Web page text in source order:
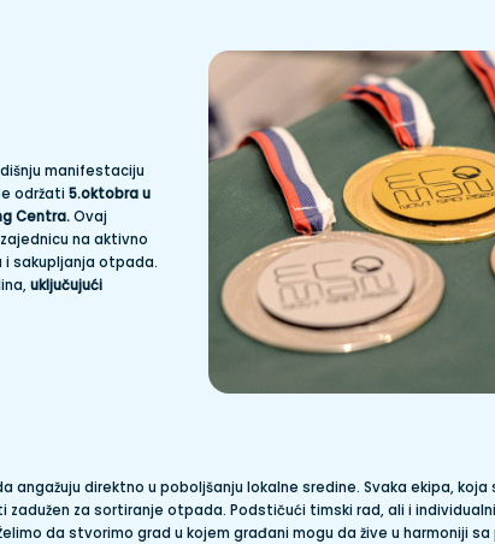
manifestaciju
održati5.oktobra u
Centra.Ovaj
na aktivno
i sakupljanja otpada.
uključujući
angažuju direktno u poboljšanju lokalne sredine. Svaka ekipa,
za sortiranje otpada. Podstičući timski rad, ali i
da stvorimo grad u kojem građani mogu da žive u harmoniji